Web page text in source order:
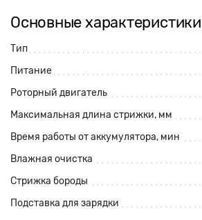
Основные характеристики
Тип
Питание
Роторный двигатель
Максимальная длина стрижки, мм
Время работы от аккумулятора, мин
Влажная очистка
Стрижка бороды
Подставка для зарядки